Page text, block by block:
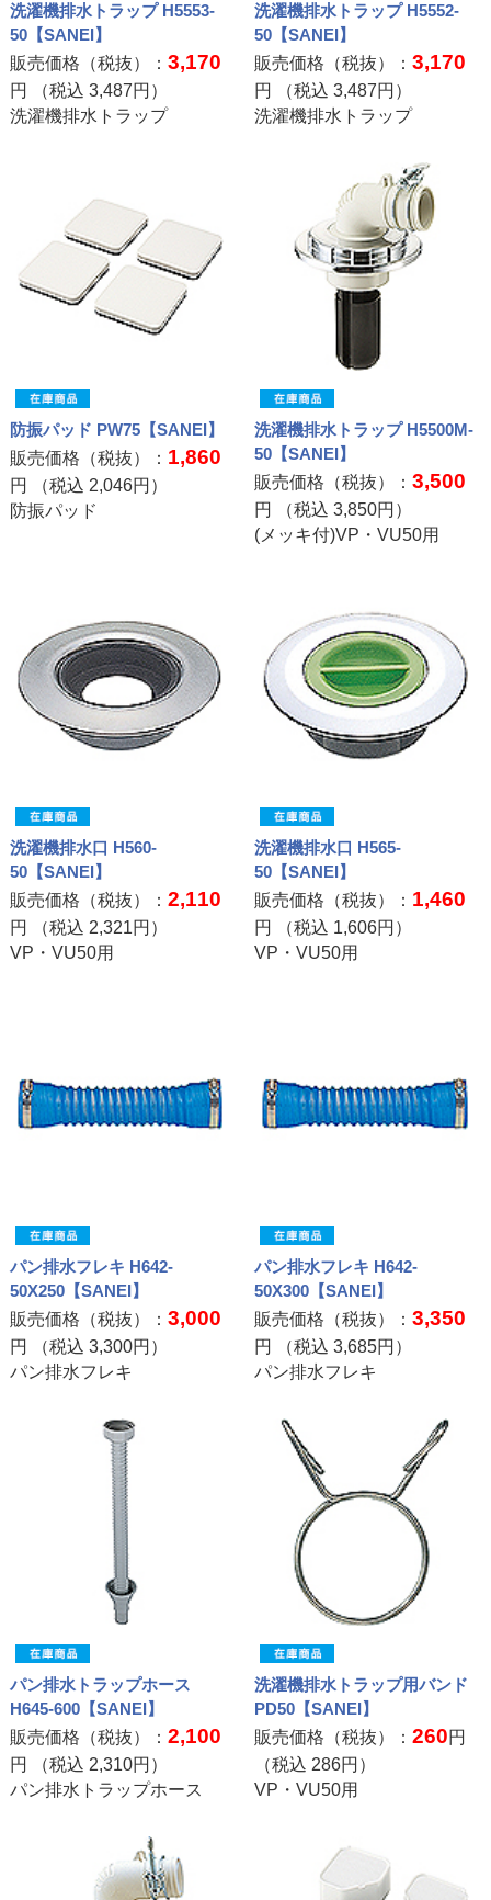
洗濯機排水トラップ H5553-
50【SANEI】
販売価格（税抜）： 3,170
円 （税込 3,487円）
洗濯機排水トラップ
洗濯機排水トラップ H5552-
50【SANEI】
販売価格（税抜）：3,170
円 （税込3,487円）
洗濯機排水トラップ
防振パッド PW75【SANEI】
販売価格（税抜）： 1,860
円 （税込 2,046円）
防振パッド
洗濯機排水トラップ H5500M-
50【SANEI】
販売価格（税抜）：3,500
円 （税込3,850円）
(メッキ付)VP・VU50用
洗濯機排水口 H560-
50【SANEI】
販売価格（税抜）： 2,110
円 （税込 2,321円）
VP・VU50用
洗濯機排水口 H565-
50【SANEI】
販売価格（税抜）： 1,460
円 （税込 1,606円）
VP・VU50用
パン排水フレキ H642-
50X250【SANEI】
販売価格（税抜）： 3,000
円 （税込 3,300円）
パン排水フレキ
パン排水フレキ H642-
50X300【SANEI】
販売価格（税抜）：3,350
円 （税込3,685円）
パン排水フレキ
パン排水トラップホース
H645-600【SANEI】
販売価格（税抜）： 2,100
円 （税込 2,310円）
パン排水トラップホース
洗濯機排水トラップ用バンド
PD50【SANEI】
販売価格（税抜）：260円
（税込286円）
VP・VU50用